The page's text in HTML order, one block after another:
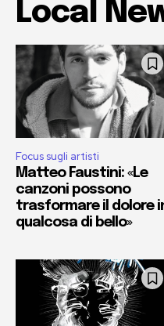
Local
Focus sugli artisti
Matteo Faustini: «Le
canzoni possono
trasformare il dolore
qualcosa di bello»